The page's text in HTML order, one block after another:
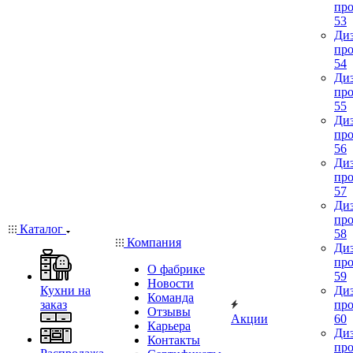
Каталог
Кухни на
заказ
Компания
О фабрике
Новости
Команда
Отзывы
Карьера
Контакты
Акции
53
54
55
56
57
58
59
60